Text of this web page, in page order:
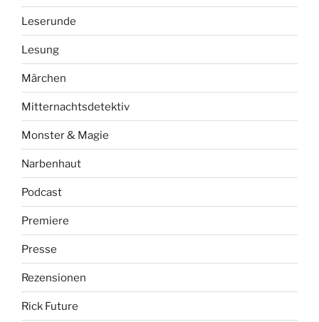
Leserunde
Lesung
Märchen
Mitternachtsdetektiv
Monster & Magie
Narbenhaut
Podcast
Premiere
Presse
Rezensionen
Rick Future